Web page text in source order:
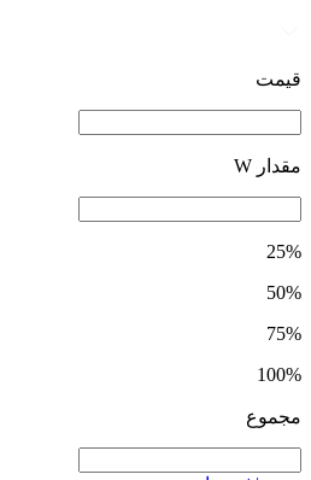
قیمت
مقدار W
25%
50%
75%
100%
مجموع